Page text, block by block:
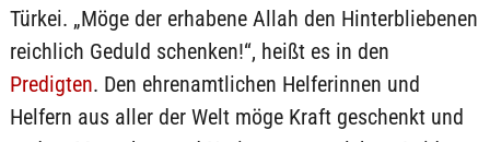
Türkei. „Möge der erhabene Allah den Hinterbliebenen
reichlich Geduld schenken!“, heißt es in den
Predigten. Den ehrenamtlichen Helferinnen und
Helfern aus aller der Welt möge Kraft geschenkt und